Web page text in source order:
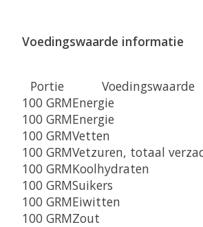
Voedingswaarde informatie
Portie Voedingswaarde
100 GRMEnergie
100 GRMEnergie
100 GRMVetten
100 GRMVetzuren, totaal
100 GRMKoolhydraten
100 GRMSuikers
100 GRMEiwitten
100 GRMZout